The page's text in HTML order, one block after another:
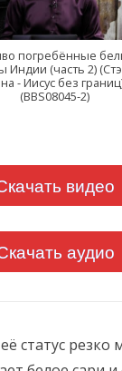
погребённые
Индии (часть 2)
- Иисус без
(BBS08045-2)
видео
аудио
статус резко